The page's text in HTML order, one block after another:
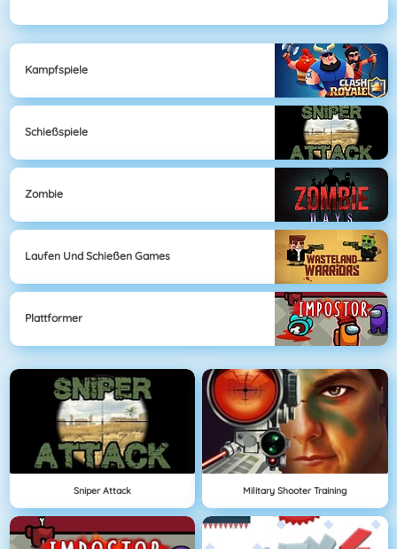
Kampfspiele
Schießspiele
Zombie
Laufen Und Schießen Games
Plattformer
Sniper Attack Military Shooter Training